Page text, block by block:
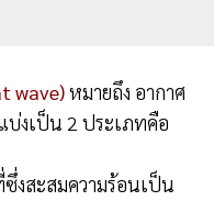
wave)หมายถึง อากาศ
งเป็น 2 ประเภทคือ
งสะสมความร้อนเป็น